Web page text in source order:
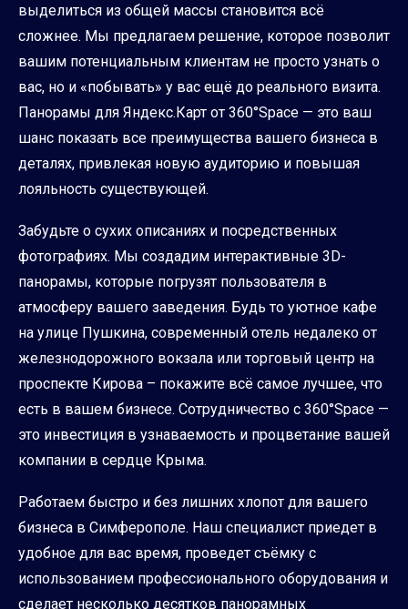
выделиться из общей массы становится всё
сложнее. Мы предлагаем решение, которое позволит
вашим потенциальным клиентам не просто узнать о
вас, но и «побывать» у вас ещё до реального визита.
Панорамы для Яндекс.Карт от 360°Space — это ваш
шанс показать все преимущества вашего бизнеса в
деталях, привлекая новую аудиторию и повышая
лояльность существующей.
Забудьте о сухих описаниях и посредственных
фотографиях. Мы создадим интерактивные 3D-
панорамы, которые погрузят пользователя в
атмосферу вашего заведения. Будь то уютное кафе
на улице Пушкина, современный отель недалеко от
железнодорожного вокзала или торговый центр на
проспекте Кирова – покажите всё самое лучшее, что
есть в вашем бизнесе. Сотрудничество с 360°Space —
это инвестиция в узнаваемость и процветание вашей
компании в сердце Крыма.
Работаем быстро и без лишних хлопот для вашего
бизнеса в Симферополе. Наш специалист приедет в
удобное для вас время, проведет съёмку с
использованием профессионального оборудования и
сделает несколько десятков панорамных